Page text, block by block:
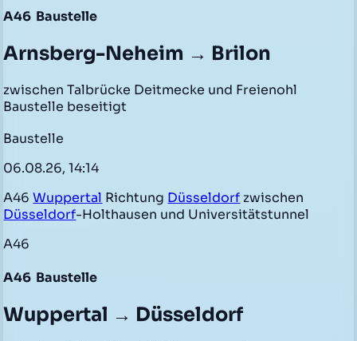
A46 Baustelle
Arnsberg-Neheim → Brilon
zwischen Talbrücke Deitmecke und Freienohl
Baustelle beseitigt
Baustelle
06.08.26, 14:14
A46Wuppertal Richtung Düsseldorf zwischen
Düsseldorf-Holthausen und Universitätstunnel
A46
A46 Baustelle
Wuppertal → Düsseldorf